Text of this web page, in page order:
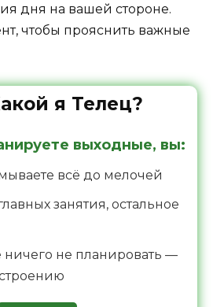
дня на вашей стороне.
чтобы прояснить важные
я Телец?
выходные, вы:
всё до мелочей
занятия, остальное
ничего не планировать —